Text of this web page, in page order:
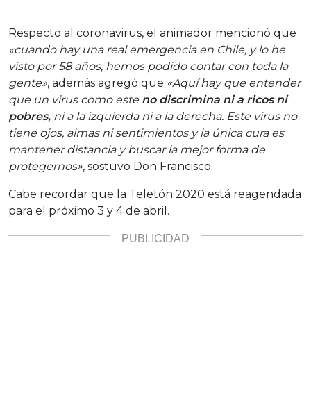
Respecto al coronavirus, el animador mencionó que
«cuando hay una real emergencia en Chile, y lo he
visto por 58 años, hemos podido contar con toda la
gente», además agregó que «Aquí hay que entender
que un virus como este no discrimina ni a ricos ni
pobres, ni a la izquierda ni a la derecha. Este virus no
tiene ojos, almas ni sentimientos y la única cura es
mantener distancia y buscar la mejor forma de
protegernos», sostuvo Don Francisco.
Cabe recordar que la Teletón 2020 está reagendada
para el próximo 3 y 4 de abril.